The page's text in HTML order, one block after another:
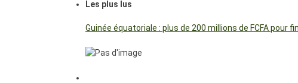
Les plus lus
Guinée équatoriale : plus de 200 millions de FCFA pour